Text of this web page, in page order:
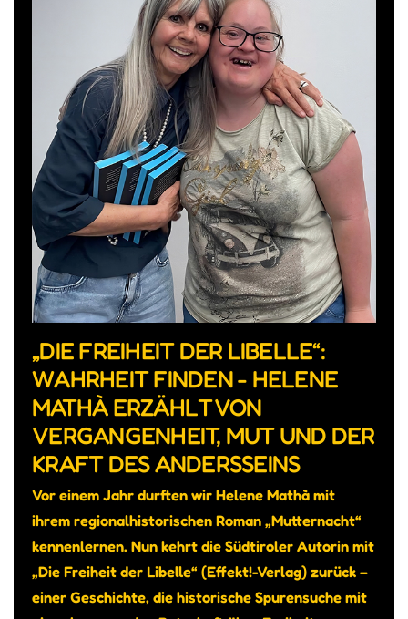
„DIE FREIHEIT DER LIBELLE“:
WAHRHEIT FINDEN - HELENE
MATHÀ ERZÄHLT VON
VERGANGENHEIT, MUT UND DER
KRAFT DES ANDERSSEINS
Vor einem Jahr durften wir Helene Mathà mit
ihrem regionalhistorischen Roman „Mutternacht“
kennenlernen. Nun kehrt die Südtiroler Autorin mit
„Die Freiheit der Libelle“ (Effekt!-Verlag) zurück –
einer Geschichte, die historische Spurensuche mit